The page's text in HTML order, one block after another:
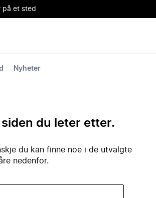
på et sted
Nyheter
du leter etter.
du kan finne noe i de utvalgte
nedenfor.